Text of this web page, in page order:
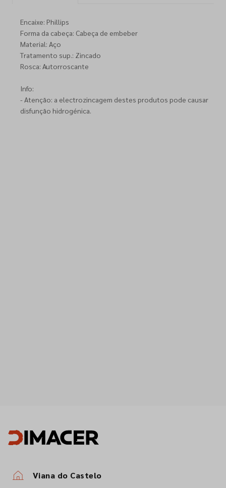
Encaixe: Phillips
Forma da cabeça: Cabeça de embeber
Material: Aço
Tratamento sup.: Zincado
Rosca: Autorroscante
Info:
- Atenção: a electrozincagem destes produtos pode causar
disfunção hidrogénica.
Viana do Castelo